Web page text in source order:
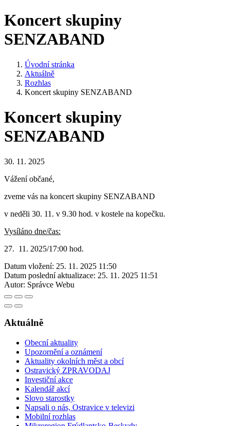
Koncert skupiny
SENZABAND
Úvodní stránka
Aktuálně
Rozhlas
Koncert skupiny SENZABAND
Koncert skupiny
SENZABAND
30. 11. 2025
Vážení občané,
zveme vás na koncert skupiny SENZABAND
v neděli 30. 11. v 9.30 hod. v kostele na kopečku.
Vysíláno dne/čas:
27. 11. 2025/17:00 hod.
Datum vložení: 25. 11. 2025 11:50
Datum poslední aktualizace: 25. 11. 2025 11:51
Autor: Správce Webu
Aktuálně
Obecní aktuality
Upozornění a oznámení
Aktuality okolních měst a obcí
Ostravický ZPRAVODAJ
Investiční akce
Kalendář akcí
Slovo starostky
Napsali o nás, Ostravice v televizi
Mobilní rozhlas